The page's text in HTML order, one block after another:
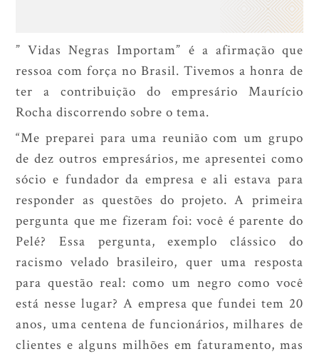
” Vidas Negras Importam” é a afirmação que
ressoa com força no Brasil. Tivemos a honra de
ter a contribuição do empresário Maurício
Rocha discorrendo sobre o tema.
“Me preparei para uma reunião com um grupo
de dez outros empresários, me apresentei como
sócio e fundador da empresa e ali estava para
responder as questões do projeto. A primeira
pergunta que me fizeram foi: você é parente do
Pelé? Essa pergunta, exemplo clássico do
racismo velado brasileiro, quer uma resposta
para questão real: como um negro como você
está nesse lugar? A empresa que fundei tem 20
anos, uma centena de funcionários, milhares de
clientes e alguns milhões em faturamento, mas